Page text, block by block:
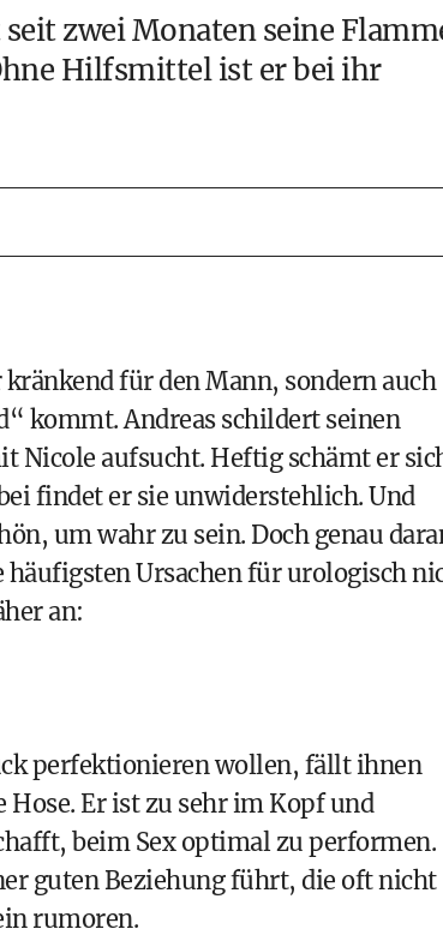
zwei Monaten seine
Hilfsmittel ist er bei ihr
für den Mann, sondern auch
kommt. Andreas schildert seinen
Nicole aufsucht. Heftig schämt er
findet er sie unwiderstehlich. Und
um wahr zu sein. Doch genau
Ursachen für urologisch
an:
perfektionieren wollen, fällt ihnen
Er ist zu sehr im Kopf und
beim Sex optimal zu performen.
guten Beziehung führt, die oft nicht
rumoren.